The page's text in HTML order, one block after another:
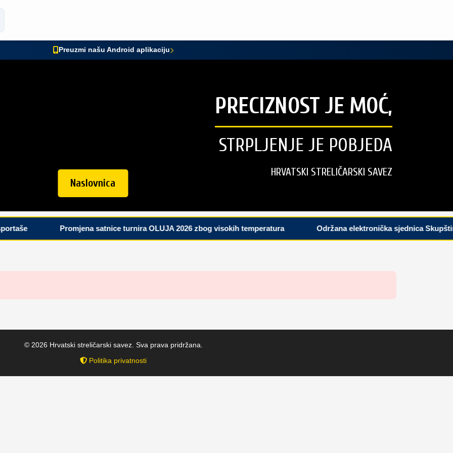
Preuzmi našu Android aplikaciju
PRECIZNOST JE MOĆ,
STRPLJENJE JE POBJEDA
HRVATSKI STRELIČARSKI SAVEZ
Naslovnica
Promjena satnice turnira OLUJA 2026 zbog visokih temperatura Održana elektronička sjednica
© 2026 Hrvatski streličarski savez. Sva prava pridržana.
Politika privatnosti